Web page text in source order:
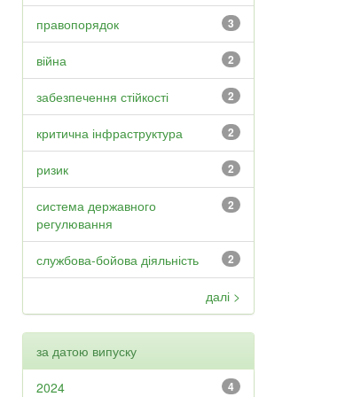
3
правопорядок
2
війна
2
забезпечення стійкості
2
критична інфраструктура
2
ризик
2
система державного
регулювання
2
службова-бойова діяльність
далі >
за датою випуску
4
2024